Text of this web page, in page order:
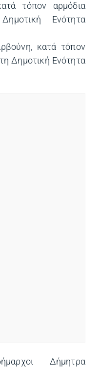
τόπον αρμόδια
Ενότητα
κατά τόπον
Δημοτική Ενότητα
Δήμητρα